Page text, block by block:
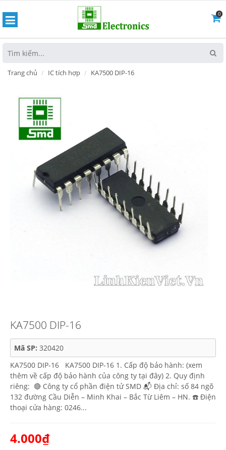
0
Trang chủ IC tích hợp KA7500 DIP-16
KA7500 DIP-16
Mã SP: 320420
KA7500 DIP-16 KA7500 DIP-16 1. Cấp độ bảo hành: (xem
thêm về cấp độ bảo hành của công ty tại đây) 2. Quy định
riêng: 🔴 Công ty cổ phần điện tử SMD 📬 Địa chỉ: số 84 ngõ
132 đường Cầu Diễn – Minh Khai – Bắc Từ Liêm – HN. ☎️ Điện
thoại cửa hàng: 0246...
4.000₫